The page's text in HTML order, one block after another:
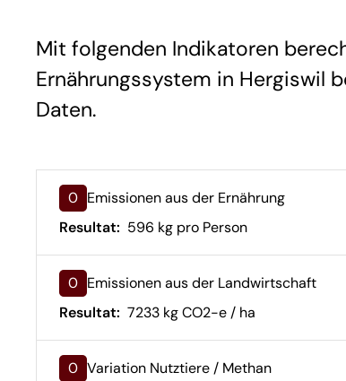
Mit folgenden Indikatoren
Ernährungssystem in Hergiswil
Daten.
0 Emissionen aus der Ernährung
Resultat: 596 kg pro Person
0 Emissionen aus der Landwirtschaft
Resultat: 7233 kg CO2-e / ha
0 Variation Nutztiere / Methan